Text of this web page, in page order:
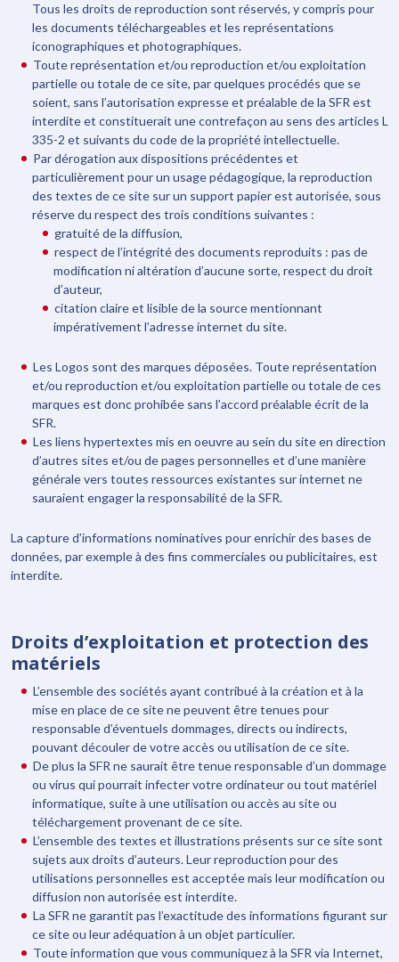
Tous les droits de reproduction sont réservés, y compris pour
les documents téléchargeables et les représentations
iconographiques et photographiques.
Toute représentation et/ou reproduction et/ou exploitation
partielle ou totale de ce site, par quelques procédés que se
soient, sans l’autorisation expresse et préalable de la SFR est
interdite et constituerait une contrefaçon au sens des articles L
335-2 et suivants du code de la propriété intellectuelle.
Par dérogation aux dispositions précédentes et
particulièrement pour un usage pédagogique, la reproduction
des textes de ce site sur un support papier est autorisée, sous
réserve du respect des trois conditions suivantes :
gratuité de la diffusion,
respect de l’intégrité des documents reproduits : pas de
modification ni altération d’aucune sorte, respect du droit
d’auteur,
citation claire et lisible de la source mentionnant
impérativement l’adresse internet du site.
Les Logos sont des marques déposées. Toute représentation
et/ou reproduction et/ou exploitation partielle ou totale de ces
marques est donc prohibée sans l’accord préalable écrit de la
SFR.
Les liens hypertextes mis en oeuvre au sein du site en direction
d’autres sites et/ou de pages personnelles et d’une manière
générale vers toutes ressources existantes sur internet ne
sauraient engager la responsabilité de la SFR.
La capture d’informations nominatives pour enrichir des bases de
données, par exemple à des fins commerciales ou publicitaires, est
interdite.
Droits d’exploitation et protection des
matériels
L’ensemble des sociétés ayant contribué à la création et à la
mise en place de ce site ne peuvent être tenues pour
responsable d’éventuels dommages, directs ou indirects,
pouvant découler de votre accès ou utilisation de ce site.
De plus la SFR ne saurait être tenue responsable d’un dommage
ou virus qui pourrait infecter votre ordinateur ou tout matériel
informatique, suite à une utilisation ou accès au site ou
téléchargement provenant de ce site.
L’ensemble des textes et illustrations présents sur ce site sont
sujets aux droits d’auteurs. Leur reproduction pour des
utilisations personnelles est acceptée mais leur modification ou
diffusion non autorisée est interdite.
La SFR ne garantit pas l’exactitude des informations figurant sur
ce site ou leur adéquation à un objet particulier.
Toute information que vous communiquez à la SFR via Internet,